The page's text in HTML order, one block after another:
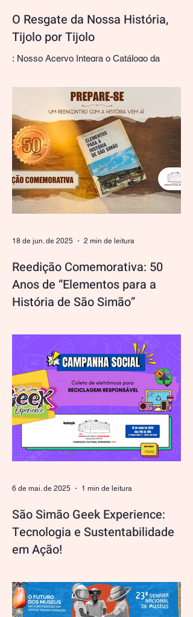
O Resgate da Nossa História,
Tijolo por Tijolo
: Nosso Acervo Integra o Catálogo da
Henrique Dumont Há quem veja em um
tijolo apenas um bloco de argila cozida.
Para nós, do Museu Histórico Simonense
Alaur da Matta (Fundação Cultural
Simonense), cada um deles é uma página
manuscrita que reconta a evolução
urbana, a arquitetura e a própria identidade
paulista. É com imensa alegria e orgulho
institucional que compartilhamos com
nossos leitores, amigos e pesquisadores
Reedição Comemorativa: 50
Anos de “Elementos para a
História de São Simão”
para a História de São Simão, escrita por
Fausto Pires de Oliveira, tornou-se um
marco documental para a preservação da
memória e identidade do nosso município.
Em 2025, celebramos os 50 anos da
primeira edição desse livro tão
significativo. A família do autor, sensível ao
valor cultural da obra, gentilmente cedeu
os direitos autorais à FUNCUS —
Fundação Cultural Simonense — o que
18 de jun. de 2025 2 min de leitura
São Simão Geek Experience:
Tecnologia e Sustentabilidade
em Ação!
celebrar a cultura geek e pop, também
estamos comprometidos com a
sustentabilidade. Durante o...
6 de mai. de 2025 1 min de leitura